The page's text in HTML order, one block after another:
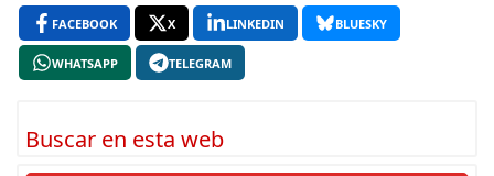
FACEBOOK X LINKEDIN BLUESKY
WHATSAPP TELEGRAM
Buscar en esta web